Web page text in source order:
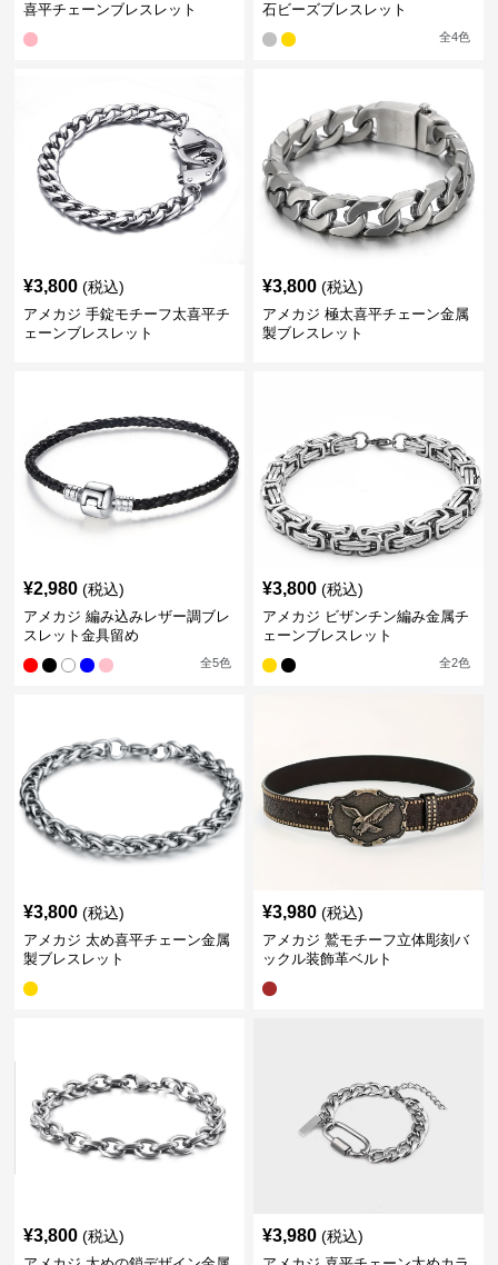
喜平チェーンブレスレット
石ビーズブレスレット
全4色
¥3,800 (税込)
アメカジ 手錠モチーフ太喜平チ
ェーンブレスレット
¥3,800 (税込)
アメカジ 極太喜平チェーン金属
製ブレスレット
¥2,980 (税込)
アメカジ 編み込みレザー調ブレ
スレット金具留め
全5色
¥3,800 (税込)
アメカジ ビザンチン編み金属チ
ェーンブレスレット
全2色
¥3,800 (税込)
アメカジ 太め喜平チェーン金属
製ブレスレット
¥3,980 (税込)
アメカジ 鷲モチーフ立体彫刻バ
ックル装飾革ベルト
¥3,800 (税込) ¥3,980 (税込)